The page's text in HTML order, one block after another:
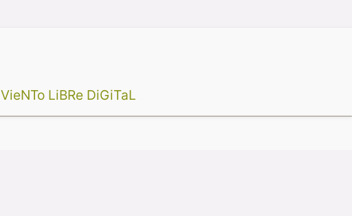
VieNTo LiBRe DiGiTaL